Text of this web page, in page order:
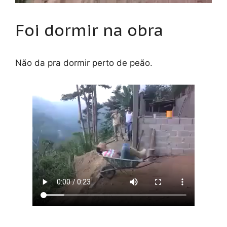
Foi dormir na obra
Não da pra dormir perto de peão.